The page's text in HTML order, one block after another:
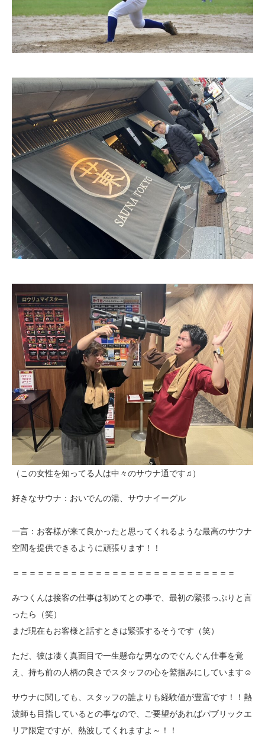
（この女性を知ってる人は中々のサウナ通です♫）
好きなサウナ：おいでんの湯、サウナイーグル
一言：お客様が来て良かったと思ってくれるような最高のサウナ
空間を提供できるように頑張ります！！
＝＝＝＝＝＝＝＝＝＝＝＝＝＝＝＝＝＝＝＝＝＝＝＝＝＝＝
みつくんは接客の仕事は初めてとの事で、最初の緊張っぷりと言
ったら（笑）
まだ現在もお客様と話すときは緊張するそうです（笑）
ただ、彼は凄く真面目で一生懸命な男なのでぐんぐん仕事を覚
え、持ち前の人柄の良さでスタッフの心を鷲掴みにしています☺
サウナに関しても、スタッフの誰よりも経験値が豊富です！！熱
波師も目指しているとの事なので、ご要望があればパブリックエ
リア限定ですが、熱波してくれますよ～！！